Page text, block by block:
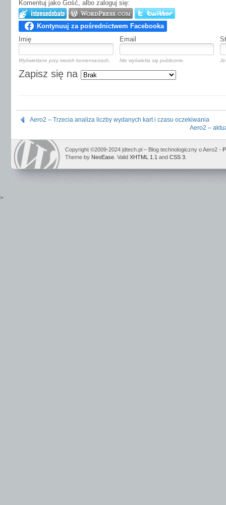
Komentuj jako Gość, albo zaloguj się:
Imię Email
Wyświetlane przy twoich komentarzach. Nie wyświetla się publicznie.
Zapisz się na
Aero2 – Trzecia analiza liczby wydanych kart i czasu oczekiwania
Aero2 –
Copyright ©2009-2024 jdtech.pl – Blog technologiczny o Aero2 -
Theme by NeoEase . Valid XHTML 1.1 and CSS 3
>